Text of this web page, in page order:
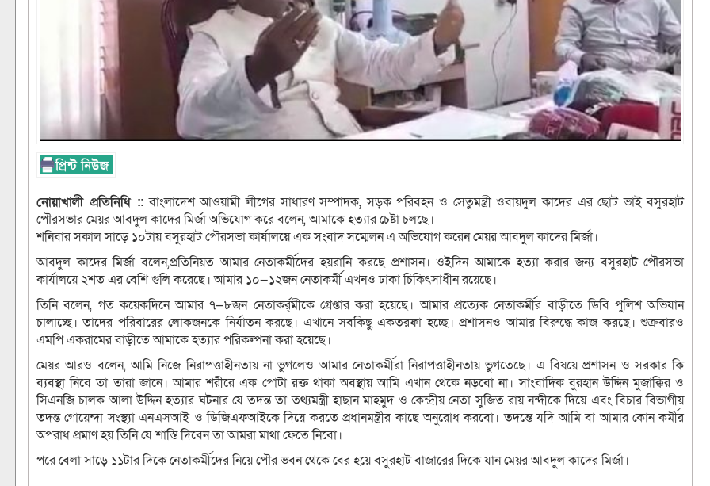
নোয়াখালী প্রতিনিধি :: বাংলাদেশ আওয়ামী লীগের সাধারণ সম্পাদক, সড়ক পরিবহন ও সেতুমন্ত্রী ওবায়দুল কাদের এর ছোট ভাই বসুরহাট
পৌরসভার মেয়র আবদুল কাদের মির্জা অভিযোগ করে বলেন, আমাকে হত্যার চেষ্টা চলছে।
শনিবার সকাল সাড়ে ১০টায় বসুরহাট পৌরসভা কার্যালয়ে এক সংবাদ সম্মেলন এ অভিযোগ করেন মেয়র আবদুল কাদের মির্জা।
আবদুল কাদের মির্জা বলেন,প্রতিনিয়ত আমার নেতাকর্মীদের হয়রানি করছে প্রশাসন। ওইদিন আমাকে হত্যা করার জন্য বসুরহাট পৌরসভা
কার্যালয়ে ২শত এর বেশি গুলি করেছে। আমার ১০—১২জন নেতাকর্মী এখনও ঢাকা চিকিৎসাধীন রয়েছে।
তিনি বলেন, গত কয়েকদিনে আমার ৭—৮জন নেতাকর্র্মীকে গ্রেপ্তার করা হয়েছে। আমার প্রত্যেক নেতাকর্মীর বাড়ীতে ডিবি পুলিশ অভিযান
চালাচ্ছে। তাদের পরিবারের লোকজনকে নির্যাতন করছে। এখানে সবকিছু একতরফা হচ্ছে। প্রশাসনও আমার বিরুদ্ধে কাজ করছে। শুক্রবারও
এমপি একরামের বাড়ীতে আমাকে হত্যার পরিকল্পনা করা হয়েছে।
মেয়র আরও বলেন, আমি নিজে নিরাপত্তাহীনতায় না ভুগলেও আমার নেতাকর্মীরা নিরাপত্তাহীনতায় ভুগতেছে। এ বিষয়ে প্রশাসন ও সরকার কি
ব্যবস্থা নিবে তা তারা জানে। আমার শরীরে এক পোটা রক্ত থাকা অবস্থায় আমি এখান থেকে নড়বো না। সাংবাদিক বুরহান উদ্দিন মুজাক্কির ও
সিএনজি চালক আলা উদ্দিন হত্যার ঘটনার যে তদন্ত তা তথ্যমন্ত্রী হাছান মাহমুদ ও কেন্দ্রীয় নেতা সুজিত রায় নন্দীকে দিয়ে এবং বিচার বিভাগীয়
তদন্ত গোয়েন্দা সংস্থ্যা এনএসআই ও ডিজিএফআইকে দিয়ে করতে প্রধানমন্ত্রীর কাছে অনুরোধ করবো। তদন্তে যদি আমি বা আমার কোন কর্মীর
অপরাধ প্রমাণ হয় তিনি যে শাস্তি দিবেন তা আমরা মাথা ফেতে নিবো।
পরে বেলা সাড়ে ১১টার দিকে নেতাকর্মীদের নিয়ে পৌর ভবন থেকে বের হয়ে বসুরহাট বাজারের দিকে যান মেয়র আবদুল কাদের মির্জা।